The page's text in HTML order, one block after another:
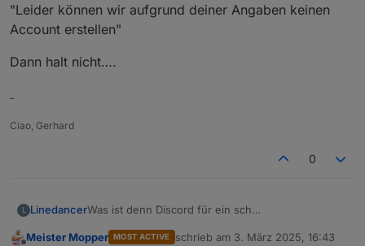
"Leider können wir aufgrund deiner Angaben keinen
Account erstellen"
Dann halt nicht….
–
Ciao, Gerhard
0
L LinedancerWas ist denn Discord für ein sch…
"Leider können wir aufgrund deiner Angaben
Meister Mopper MOST ACTIVE schrieb am 3. März 2025, 16:43